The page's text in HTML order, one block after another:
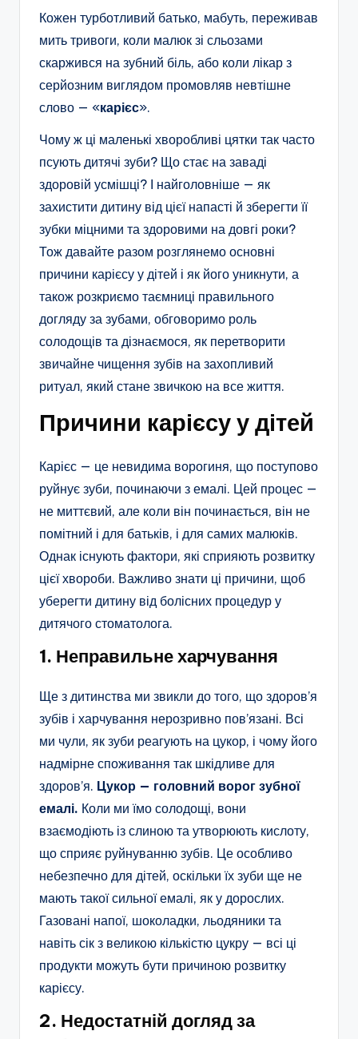
Кожен турботливий батько, мабуть, переживав
мить тривоги, коли малюк зі сльозами
скаржився на зубний біль, або коли лікар з
серйозним виглядом промовляв невтішне
слово — «карієс».
Чому ж ці маленькі хворобливі цятки так часто
псують дитячі зуби? Що стає на заваді
здоровій усмішці? І найголовніше — як
захистити дитину від цієї напасті й зберегти її
зубки міцними та здоровими на довгі роки?
Тож давайте разом розглянемо основні
причини карієсу у дітей і як його уникнути, а
також розкриємо таємниці правильного
догляду за зубами, обговоримо роль
солодощів та дізнаємося, як перетворити
звичайне чищення зубів на захопливий
ритуал, який стане звичкою на все життя.
Причини карієсу у дітей
Карієс — це невидима ворогиня, що поступово
руйнує зуби, починаючи з емалі. Цей процес —
не миттєвий, але коли він починається, він не
помітний і для батьків, і для самих малюків.
Однак існують фактори, які сприяють розвитку
цієї хвороби. Важливо знати ці причини, щоб
уберегти дитину від болісних процедур у
дитячого стоматолога.
1. Неправильне харчування
Ще з дитинства ми звикли до того, що здоров’я
зубів і харчування нерозривно пов’язані. Всі
ми чули, як зуби реагують на цукор, і чому його
надмірне споживання так шкідливе для
здоров’я. Цукор — головний ворог зубної
емалі. Коли ми їмо солодощі, вони
взаємодіють із слиною та утворюють кислоту,
що сприяє руйнуванню зубів. Це особливо
небезпечно для дітей, оскільки їх зуби ще не
мають такої сильної емалі, як у дорослих.
Газовані напої, шоколадки, льодяники та
навіть сік з великою кількістю цукру — всі ці
продукти можуть бути причиною розвитку
карієсу.
2. Недостатній догляд за